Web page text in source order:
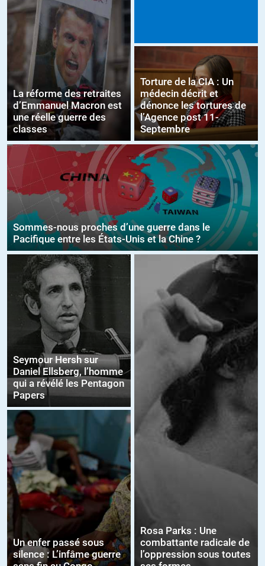
La réforme des retraites
d’Emmanuel Macron est
une réelle guerre des
classes
Torture de la CIA : Un
médecin décrit et
dénonce les tortures de
l’Agence post 11-
Septembre
Sommes-nous proches d’une guerre dans le
Pacifique entre les États-Unis et la Chine ?
Seymour Hersh sur
Daniel Ellsberg, l’homme
qui a révélé les Pentagon
Papers
Un enfer passé sous
silence : L’infâme guerre
Rosa Parks : Une
combattante radicale de
l’oppression sous toutes